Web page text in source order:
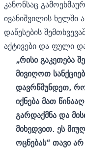
კანონსაც
ივანიშვილის ხელში
დაწესების
აქტივები და ფული
„რისი გაკეთება
მივიღოთ
დავრწმუნდეთ,
იქნება მათ
გარდაქმნა და
მიხედვით. ეს
ოცნებას“ თავი